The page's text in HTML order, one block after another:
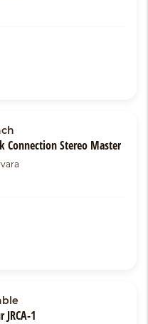
Connection Stereo Master
1